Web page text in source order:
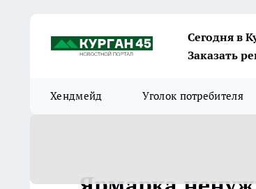
Сегодня в
Заказать
Хендмейд Уголок потребителя